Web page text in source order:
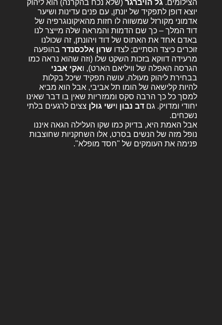
הצילומים. גל הויברגר (שלא נכח בהקרנה) הוא ליהוק
יוצא דופן לתפקיד של יונתן, עם פנים עדינות ושיער
אדמוני מקורזל שמשווה לו חזות מהאיקונוגרפיה של
דוד המלך – כך שם הדמות והמראה שלה מייצר לנו
באדם אחד את האתוס של דוד ויהונתן, זה שכולנו
זוכרים כיצד הסתיים; לצדו שרון אלכסנדר בהופעה
מרעידה דווקא בזכות השקט שלו (וזה שהוא נראה כמו
הגרסה האפלה של וויליאם הארט), ואקי אבני
בבחירת ליהוק מעולה, עושה תפקיד שיכל בקלות
להיות קלישאה של הומו תל אביבי, אבל הוא מביא
למסך כל כך הרבה סקס וממזריות שאין בו דבר שאינו
יחודי ומדויק. גם דב נבון וישי גולן צצים לרגעים בלתי
נשכחים.
אבל האמת היא, בדיוק כמו שקו העלילה הגאה איננו
נופל מזה של הנשים בסרט, אלו השחקניות שחוצבות
פנימה את העומקים של "חסד מופלא".